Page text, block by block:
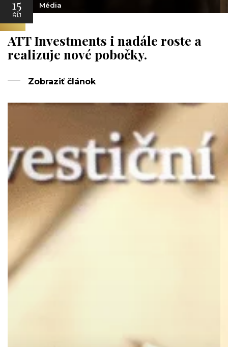
15
ŘÍJ
Média
ATT Investments i nadále roste a
realizuje nové pobočky.
Zobraziť článok